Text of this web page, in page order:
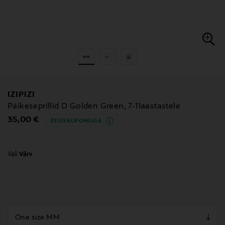
IZIPIZI
Päikeseprillid D Golden Green, 7-11aastastele
Original Price
35,00 € EELIS KUPONGIGA
Vali Värv